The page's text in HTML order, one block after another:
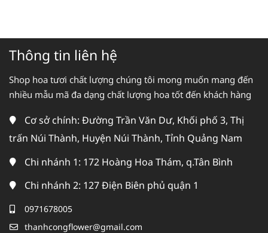
Thông tin liên hệ
Shop hoa tươi chất lượng chúng tôi mong muốn mang đến
nhiều mẫu mã đa dạng chất lượng hoa tốt đến khách hàng
Cơ sở chính: Đường Trần Văn Dư, Khối phố 3, Thị
trấn Núi Thành, Huyện Núi Thành, Tỉnh Quảng Nam
Chi nhánh 1: 172 Hoàng Hoa Thám, q.Tân Bình
Chi nhánh 2: 127 Điện Biên phủ quận 1
0971678005
thanhcongflower@gmail.com